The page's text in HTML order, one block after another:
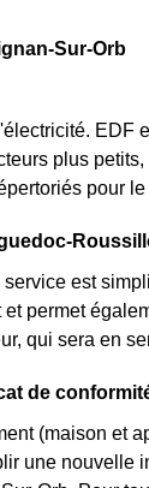
Sur-Orb
EDF
plus
pour
est
permet
qui sera en
de
(maison et
une nouvelle